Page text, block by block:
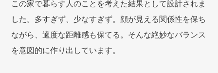
この家で暮らす人のことを考えた結果として設計されま
した。多すぎず、少なすぎず。顔が見える関係性を保ち
ながら、適度な距離感も保てる。そんな絶妙なバランス
を意図的に作り出しています。